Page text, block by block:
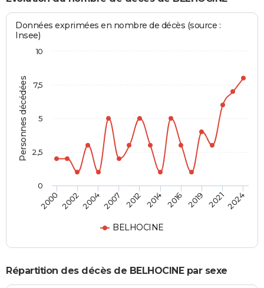
Personnes décédées
Données exprimées en nombre de décès (source :
Insee)
BELHOCINE
2000 200220042007 2012 2014 2016 2019 20212024
0
10
2,5
5
7,5
Répartition des décès de BELHOCINE par sexe